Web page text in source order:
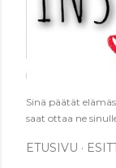
Sinä päätät
saat ottaa ne
ETUSIVU